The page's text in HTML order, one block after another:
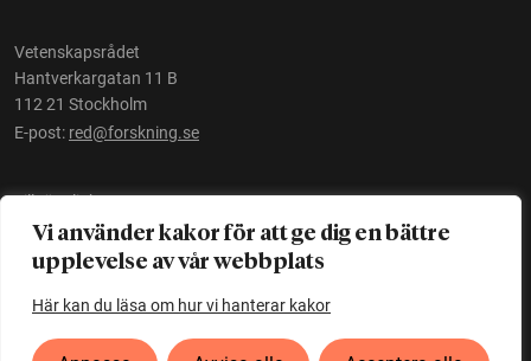
Vi använder kakor för att ge dig en bättre
upplevelse av vår webbplats
Här kan du läsa om hur vi hanterar kakor
Vetenskapsrådet
Hantverkargatan 11 B
112 21 Stockholm
E-post: red@forskning.se
Tillgänglighet
Ett initiativ avVetenskapsrådet